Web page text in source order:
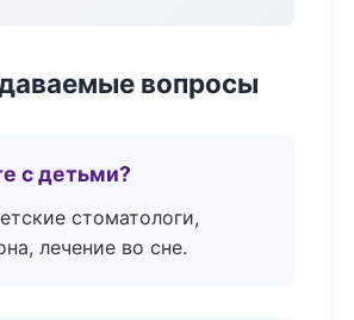
вопросы
с детьми?
стоматологи,
лечение во сне.